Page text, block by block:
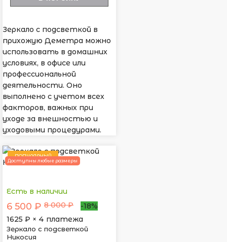
Зеркало с подсветкой в
прихожую Деметра можно
использовать в домашних
условиях, в офисе или
профессиональной
деятельности. Оно
выполнено с учетом всех
факторов, важных при
уходе за внешностью и
уходовыми процедурами.
ПОПУЛЯРНЫЙ
Доступны любые размеры
Есть в наличии
6 500 ₽ 8 000 ₽
-18%
1625 ₽ × 4 платежа
Зеркало с подсветкой
Никосия